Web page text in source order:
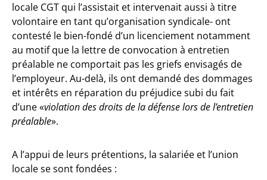
locale CGT qui l’assistait et intervenait aussi à titre
volontaire en tant qu’organisation syndicale- ont
contesté le bien-fondé d’un licenciement notamment
au motif que la lettre de convocation à entretien
préalable ne comportait pas les griefs envisagés de
l’employeur. Au-delà, ils ont demandé des dommages
et intérêts en réparation du préjudice subi du fait
d’une «violation des droits de la défense lors de l’entretien
préalable».
A l’appui de leurs prétentions, la salariée et l’union
locale se sont fondées :